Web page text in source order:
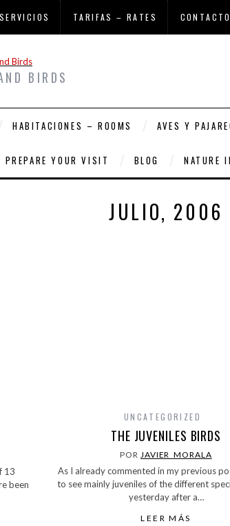
SERVICIOS TARIFAS – RATES
BIRDS
HABITACIONES – ROOMS AVES Y
YOUR VISIT BLOG NATURE
JULIO, 2006
13
been
UNCATEGORIZED
THE JUVENILES BIRDS
POR JAVIER_MORALA
As I already commented in my previous
to see mainly juveniles of the different
yesterday after a…
LEER MÁS